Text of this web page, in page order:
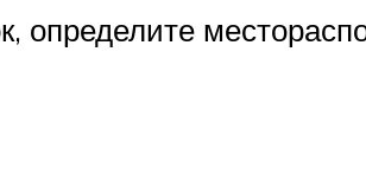
определите